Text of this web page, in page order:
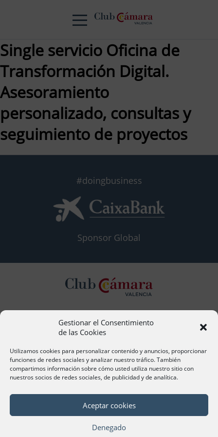
Gestionar el Consentimiento
de las Cookies
Utilizamos cookies para personalizar contenido y anuncios, proporcionar
funciones de redes sociales y analizar nuestro tráfico. También
compartimos información sobre cómo usted utiliza nuestro sitio con
nuestros socios de redes sociales, de publicidad y de analítica.
Aceptar cookies
Denegado
Single servicio Oficina de
Transformación Digital.
Asesoramiento
personalizado, consultas y
seguimiento de proyectos
#doingbusiness
Sponsor Global
Contacto
acervera@camaravalencia.com
961 366 212
Síguenos